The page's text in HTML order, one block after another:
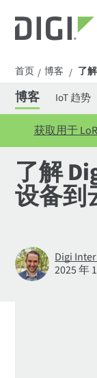
首页 / 博客 / 了
博客 IoT 趋势
获取用于
了解
设备到
Digi
2025 年